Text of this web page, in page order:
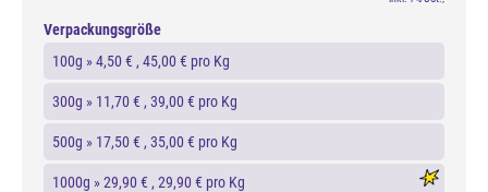
Verpackungsgröße
100g »4,50 € , 45,00 € pro Kg
300g » 11,70 € , 39,00 € pro Kg
500g » 17,50 € , 35,00 € pro Kg
1000g »29,90 € , 29,90 € pro Kg